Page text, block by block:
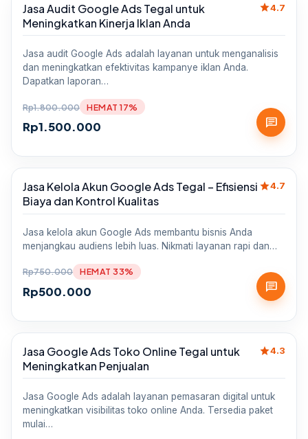
Sale
Jasa Audit Google Ads Tegal untuk
Meningkatkan Kinerja Iklan Anda
star4.7
Jasa audit Google Ads adalah layanan untuk menganalisis
dan meningkatkan efektivitas kampanye iklan Anda.
Dapatkan laporan…
Rp1.800.000
Rp1.500.000
HEMAT 17%
chat
Sale
Jasa Kelola Akun Google Ads Tegal – Efisiensi
Biaya dan Kontrol Kualitas
star4.7
Jasa kelola akun Google Ads membantu bisnis Anda
menjangkau audiens lebih luas. Nikmati layanan rapi dan…
Rp750.000
Rp500.000
HEMAT 33%
chat
Sale
Jasa Google Ads Toko Online Tegal untuk
Meningkatkan Penjualan
star4.3
Jasa Google Ads adalah layanan pemasaran digital untuk
meningkatkan visibilitas toko online Anda. Tersedia paket
mulai…